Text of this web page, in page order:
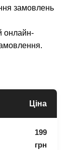
замовлень
онлайн-
Ціна
199
грн